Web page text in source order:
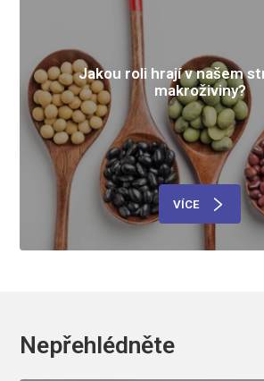
Jakou roli hrají v našem
makroživiny?
VÍCE
Nepřehlédněte